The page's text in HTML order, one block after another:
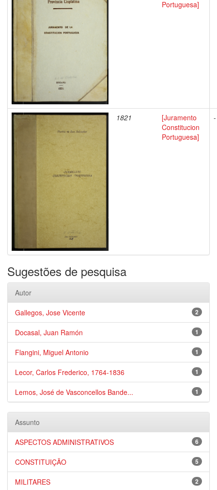
Portuguesa]
1821
[Juramento
Constitucion
Portuguesa]
-
Sugestões de pesquisa
Autor
2
Gallegos, Jose Vicente
1
Docasal, Juan Ramón
1
Flangini, Miguel Antonio
1
Lecor, Carlos Frederico, 1764-1836
1
Lemos, José de Vasconcellos Bande...
Assunto
6
ASPECTOS ADMINISTRATIVOS
5
CONSTITUIÇÃO
2
MILITARES